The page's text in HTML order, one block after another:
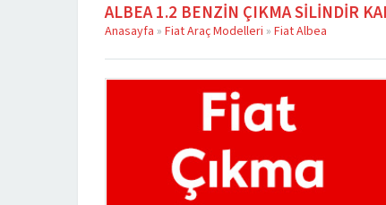
ALBEA 1.2 BENZIN ÇIKMA SILINDIR
Anasayfa » Fiat Araç Modelleri » Fiat Albea